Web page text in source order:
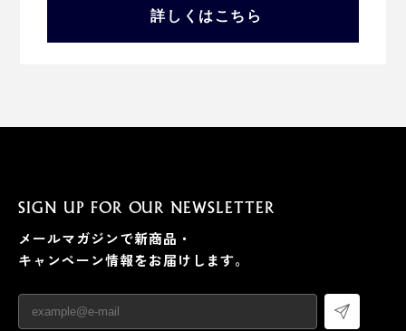
詳しくはこちら
SIGN UP FOR OUR NEWSLETTER
メールマガジンで新商品・
キャンペーン情報をお届けします。